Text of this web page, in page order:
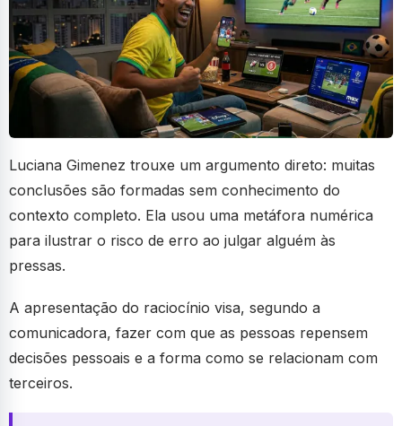
Luciana Gimenez trouxe um argumento direto: muitas
conclusões são formadas sem conhecimento do
contexto completo. Ela usou uma metáfora numérica
para ilustrar o risco de erro ao julgar alguém às
pressas.
A apresentação do raciocínio visa, segundo a
comunicadora, fazer com que as pessoas repensem
decisões pessoais e a forma como se relacionam com
terceiros.